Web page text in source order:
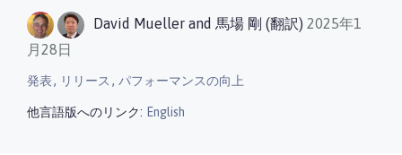
David Mueller and 馬場 剛 (翻訳) 2025年1
月28日
発表, リリース , パフォーマンスの向上
他言語版へのリンク: English